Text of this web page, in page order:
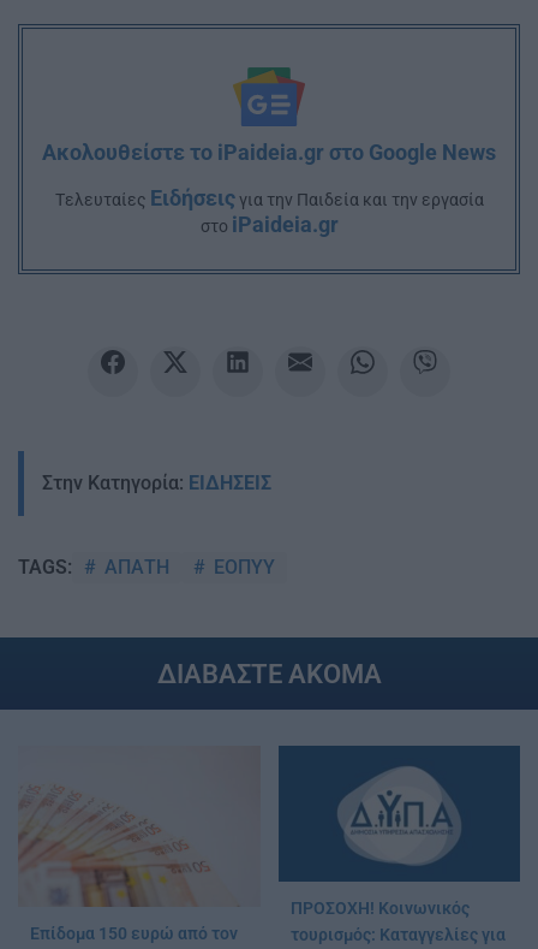
Ακολουθείστε το iPaideia.gr στο Google News
Tελευταίες Ειδήσειςγια την Παιδεία και την εργασία
στο iPaideia.gr
Στην Κατηγορία: ΕΙΔΗΣΕΙΣ
TAGS: ΑΠΑΤΗ ΕΟΠΥΥ
ΔΙΑΒΑΣΤΕ ΑΚΟΜΑ
Επίδομα 150 ευρώ από τον
ΠΡΟΣΟΧΗ! Κοινωνικός
τουρισμός: Καταγγελίες για